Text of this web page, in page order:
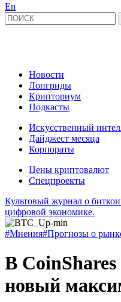
En
Новости
Лонгриды
Крипториум
Подкасты
Искусственный
Дайджест месяца
Корпораты
Цены криптовалют
Спецпроекты
Культовый журнал о
цифровой экономике.
#Мнения#Прогнозы о
В CoinShares
новый